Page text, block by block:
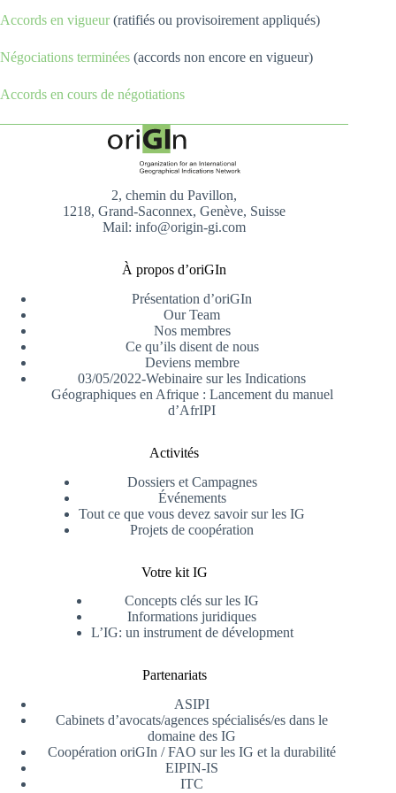
Accords en vigueur(ratifiés ou provisoirement appliqués)
Négociations terminées (accords non encore en vigueur)
Accords en cours de négotiations
2, chemin du Pavillon,
1218, Grand-Saconnex, Genève, Suisse
Mail: info@origin-gi.com
À propos d’oriGIn
Présentation d’oriGIn
Our Team
Nos membres
Ce qu’ils disent de nous
Deviens membre
03/05/2022-Webinaire sur les Indications
Géographiques en Afrique : Lancement du manuel
d’AfrIPI
Activités
Dossiers et Campagnes
Événements
Tout ce que vous devez savoir sur les IG
Projets de coopération
Votre kit IG
Concepts clés sur les IG
Informations juridiques
L’IG: un instrument de dévelopment
Partenariats
ASIPI
Cabinets d’avocats/agences spécialisés/es dans le
domaine des IG
Coopération oriGIn / FAO sur les IG et la durabilité
EIPIN-IS
ITC